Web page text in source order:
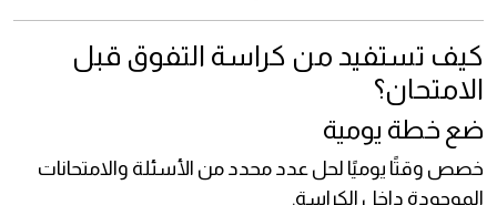
كيف تستفيد من كراسة التفوق قبل
الامتحان؟
ضع خطة يومية
خصص وقتًا يوميًا لحل عدد محدد من الأسئلة والامتحانات
الموجودة داخل الكراسة.